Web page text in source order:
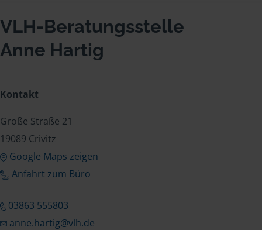
VLH-Beratungsstelle
Anne Hartig
Kontakt
Große Straße 21
19089 Crivitz
Google Maps zeigen
Anfahrt zum Büro
03863 555803
anne.hartig@vlh.de